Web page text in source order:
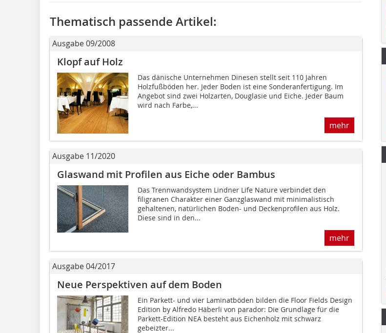
Thematisch passende Artikel:
Ausgabe 09/2008
Klopf auf Holz
Das dänische Unternehmen Dinesen stellt seit 110 Jahren
Holzfußböden her. Jeder Boden ist eine Sonderanfertigung. Im
Angebot sind zwei Holzarten, Douglasie und Eiche. Jeder Baum
wird nach Farbe,...
mehr
Ausgabe 11/2020
Glaswand mit Profilen aus Eiche oder Bambus
Das Trennwandsystem Lindner Life Nature verbindet den
filigranen Charakter einer Ganzglaswand mit minimalistisch
gehaltenen, natürlichen Boden- und Deckenprofilen aus Holz.
Diese sind in den...
mehr
Ausgabe 04/2017
Neue Perspektiven auf dem Boden
Ein Parkett- und vier Laminatböden bilden die Floor Fields Design
Edition by Alfredo Häberli von parador: Die Grundlage für die
Parkett-Edition NEA besteht aus Eichenholz mit schwarz
gebeizter...